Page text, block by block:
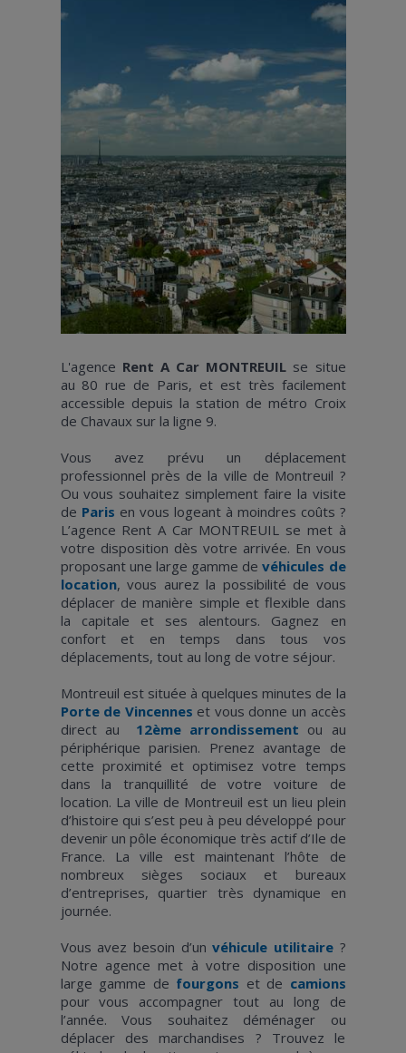
L'agence Rent A Car MONTREUIL se situe
au 80 rue de Paris, et est très facilement
accessible depuis la station de métro Croix
de Chavaux sur la ligne 9.
Vous avez prévu un déplacement
professionnel près de la ville de Montreuil ?
Ou vous souhaitez simplement faire la visite
de Paris en vous logeant à moindres coûts ?
L’agence Rent A Car MONTREUIL se met à
votre disposition dès votre arrivée. En vous
proposant une large gamme devéhicules de
location, vous aurez la possibilité de vous
déplacer de manière simple et flexible dans
la capitale et ses alentours. Gagnez en
confort et en temps dans tous vos
déplacements, tout au long de votre séjour.
Montreuil est située à quelques minutes de la
Porte de Vincennes et vous donne un accès
direct au 12ème arrondissement ou au
périphérique parisien. Prenez avantage de
cette proximité et optimisez votre temps
dans la tranquillité de votre voiture de
location. La ville de Montreuil est un lieu plein
d’histoire qui s’est peu à peu développé pour
devenir un pôle économique très actif d’Ile de
France. La ville est maintenant l’hôte de
nombreux sièges sociaux et bureaux
d’entreprises, quartier très dynamique en
journée.
Vous avez besoin d’unvéhicule utilitaire?
Notre agence met à votre disposition une
large gamme de fourgons et de camions
pour vous accompagner tout au long de
l’année. Vous souhaitez déménager ou
déplacer des marchandises ? Trouvez le